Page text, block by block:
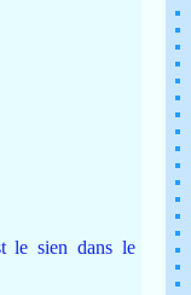
le sien dans le